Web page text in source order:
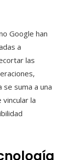
Google han
a
las
suma a una
la